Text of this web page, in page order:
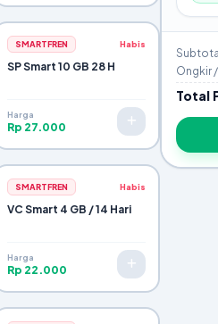
SMARTFREN Habis
SP Smart 10 GB 28 H
Harga
Rp 27.000
SMARTFREN Habis
VC Smart 4 GB / 14 Hari
Harga
Rp 22.000
Ongkir
Total